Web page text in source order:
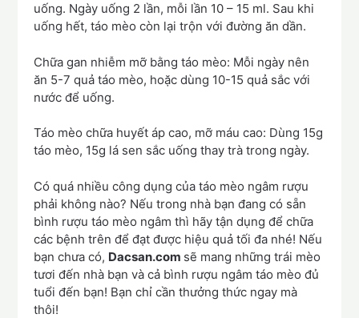
uống. Ngày uống 2 lần, mỗi lần 10 – 15 ml. Sau khi
uống hết, táo mèo còn lại trộn với đường ăn dần.
Chữa gan nhiễm mỡ bằng táo mèo: Mỗi ngày nên
ăn 5-7 quả táo mèo, hoặc dùng 10-15 quả sắc với
nước để uống.
Táo mèo chữa huyết áp cao, mỡ máu cao: Dùng 15g
táo mèo, 15g lá sen sắc uống thay trà trong ngày.
Có quá nhiều công dụng của táo mèo ngâm rượu
phải không nào? Nếu trong nhà bạn đang có sẵn
bình rượu táo mèo ngâm thì hãy tận dụng để chữa
các bệnh trên để đạt được hiệu quả tối đa nhé! Nếu
bạn chưa có, Dacsan.com sẽ mang những trái mèo
tươi đến nhà bạn và cả bình rượu ngâm táo mèo đủ
tuổi đến bạn! Bạn chỉ cần thưởng thức ngay mà
thôi!